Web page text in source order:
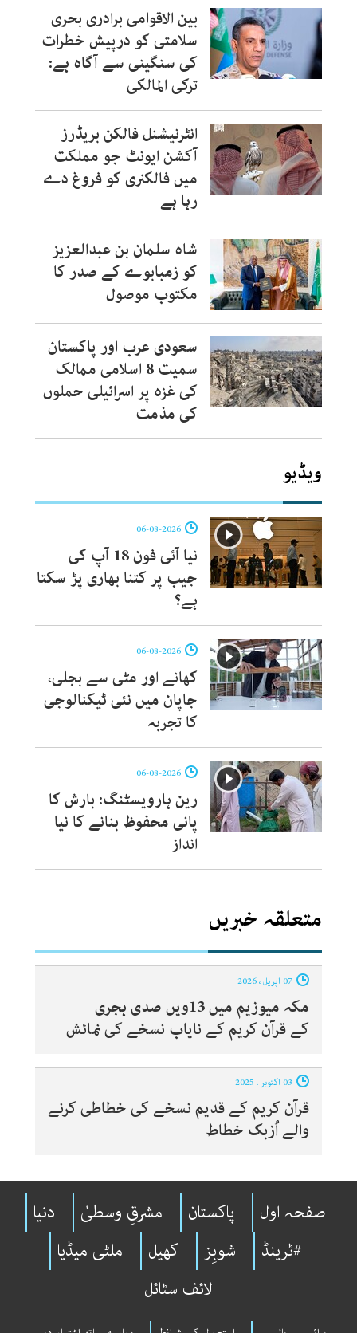
بین الاقوامی برادری بحری
سلامتی کو درپیش خطرات
کی سنگینی سے آگاہ ہے:
ترکی المالکی
انٹرنیشنل فالکن بریڈرز
آکشن ایونٹ جو مملکت
میں فالکنری کو فروغ دے
رہا ہے
شاہ سلمان بن عبدالعزیز
کو زمبابوے کے صدر کا
مکتوب موصول
سعودی عرب اور پاکستان
سمیت 8 اسلامی ممالک
کی غزہ پر اسرائیلی حملوں
کی مذمت
ویڈیو
نیا آئی فون 18 آپ کی
جیب پر کتنا بھاری پڑ سکتا
ہے؟
کھانے اور مٹی سے بجلی،
جاپان میں نئی ٹیکنالوجی
کا تجربہ
رین ہارویسٹنگ: بارش کا
پانی محفوظ بنانے کا نیا
انداز
متعلقہ خبریں
مکہ میوزیم میں 13ویں صدی ہجری
کے قرآن کریم کے نایاب نسخے کی نمائش
قرآن کریم کے قدیم نسخے کی خطاطی کرنے
والے اُزبک خطاط
صفحہ اول پاکستان مشرقِ وسطیٰ
دنیا
#ٹرینڈ
شوبِز کھیل
ملٹی میڈیا
لائف سٹائل